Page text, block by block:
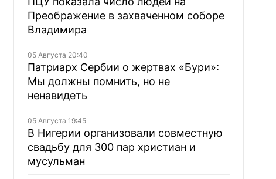
Преображение в захваченном соборе
Владимира
05 Августа 20:40
Патриарх Сербии о жертвах «Бури»:
Мы должны помнить, но не
ненавидеть
05 Августа 19:45
В Нигерии организовали совместную
свадьбу для 300 пар христиан и
мусульман